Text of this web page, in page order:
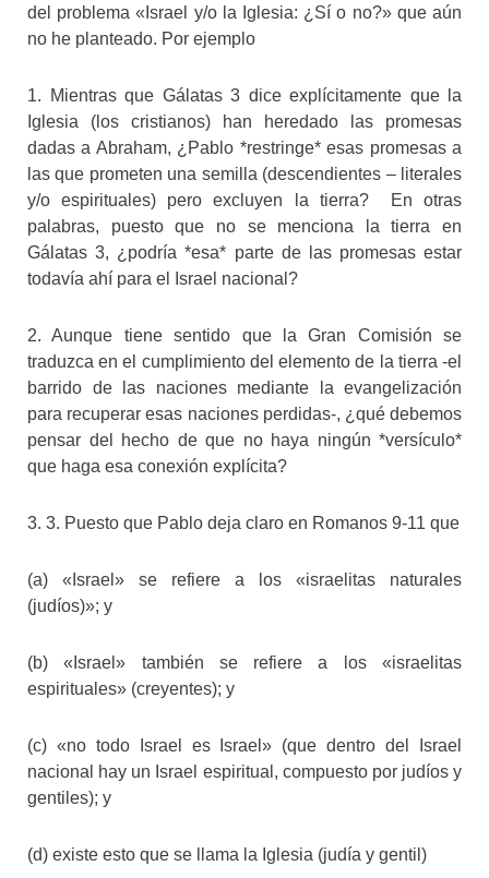
del problema «Israel y/o la Iglesia: ¿Sí o no?» que aún
no he planteado. Por ejemplo
1. Mientras que Gálatas 3 dice explícitamente que la
Iglesia (los cristianos) han heredado las promesas
dadas a Abraham, ¿Pablo *restringe* esas promesas a
las que prometen una semilla (descendientes – literales
y/o espirituales) pero excluyen la tierra? En otras
palabras, puesto que no se menciona la tierra en
Gálatas 3, ¿podría *esa* parte de las promesas estar
todavía ahí para el Israel nacional?
2. Aunque tiene sentido que la Gran Comisión se
traduzca en el cumplimiento del elemento de la tierra -el
barrido de las naciones mediante la evangelización
para recuperar esas naciones perdidas-, ¿qué debemos
pensar del hecho de que no haya ningún *versículo*
que haga esa conexión explícita?
3. 3. Puesto que Pablo deja claro en Romanos 9-11 que
(a) «Israel» se refiere a los «israelitas naturales
(judíos)»; y
(b) «Israel» también se refiere a los «israelitas
espirituales» (creyentes); y
(c) «no todo Israel es Israel» (que dentro del Israel
nacional hay un Israel espiritual, compuesto por judíos y
gentiles); y
(d) existe esto que se llama la Iglesia (judía y gentil)